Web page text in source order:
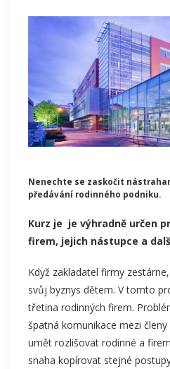
Nenechte se zaskočit
předávání rodinného podniku.
Kurz je je výhradně určen
firem, jejich nástupce a
Když zakladatel firmy
svůj byznys dětem. V tomto
třetina rodinných firem.
špatná komunikace mezi
umět rozlišovat rodinné a
snaha kopírovat stejné